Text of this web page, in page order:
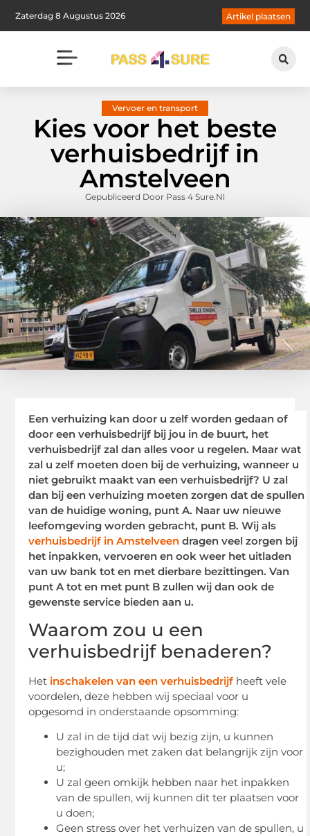
Zaterdag 8 Augustus 2026 Artikel plaatsen
Vervoer en transport
Kies voor het beste
verhuisbedrijf in
Amstelveen
Gepubliceerd Door Pass 4 Sure.nl
Een verhuizing kan door u zelf worden gedaan of
door een verhuisbedrijf bij jou in de buurt, het
verhuisbedrijf zal dan alles voor u regelen. Maar wat
zal u zelf moeten doen bij de verhuizing, wanneer u
niet gebruikt maakt van een verhuisbedrijf? U zal
dan bij een verhuizing moeten zorgen dat de spullen
van de huidige woning, punt A. Naar uw nieuwe
leefomgeving worden gebracht, punt B. Wij als
verhuisbedrijf in Amstelveen dragen veel zorgen bij
het inpakken, vervoeren en ook weer het uitladen
van uw bank tot en met dierbare bezittingen. Van
punt A tot en met punt B zullen wij dan ook de
gewenste service bieden aan u.
Waarom zou u een
verhuisbedrijf benaderen?
Het inschakelen van een verhuisbedrijf heeft vele
voordelen, deze hebben wij speciaal voor u
opgesomd in onderstaande opsomming:
U zal in de tijd dat wij bezig zijn, u kunnen
bezighouden met zaken dat belangrijk zijn voor
u;
U zal geen omkijk hebben naar het inpakken
van de spullen, wij kunnen dit ter plaatsen voor
u doen;
Geen stress over het verhuizen van de spullen, u